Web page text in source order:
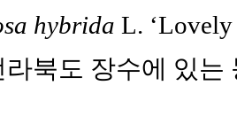
hybrida L.
북도 장수에 있